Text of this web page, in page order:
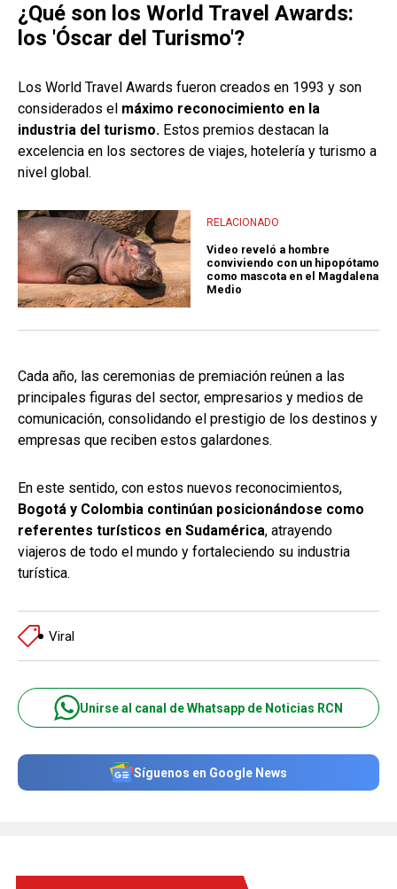
¿Qué son los World Travel Awards:
los 'Óscar del Turismo'?
Los World Travel Awards fueron creados en 1993 y son
considerados el máximo reconocimiento en la
industria del turismo. Estos premios destacan la
excelencia en los sectores de viajes, hotelería y turismo a
nivel global.
RELACIONADO
Video reveló a hombre
conviviendo con un hipopótamo
como mascota en el Magdalena
Medio
Cada año, las ceremonias de premiación reúnen a las
principales figuras del sector, empresarios y medios de
comunicación, consolidando el prestigio de los destinos y
empresas que reciben estos galardones.
En este sentido, con estos nuevos reconocimientos,
Bogotá y Colombia continúan posicionándose como
referentes turísticos en Sudamérica, atrayendo
viajeros de todo el mundo y fortaleciendo su industria
turística.
Viral
Unirse al canal de Whatsapp de Noticias RCN
Síguenos en Google News